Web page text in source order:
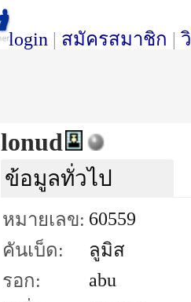
login | สมัครสมาชิก |
lonud
ข้อมูลทั่วไป
หมายเลข: 60559
คันเบ็ด:
ลูมิส
รอก:
abu